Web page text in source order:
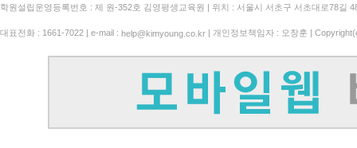
학원설립운영등록번호 : 제 원-352호 김영평생교육원 | 위치 : 서울시 서초구 서초대로78길
대표전화 : 1661-7022 | e-mail : help@kimyoung.co.kr | 개인정보책임자 : 오창훈 |